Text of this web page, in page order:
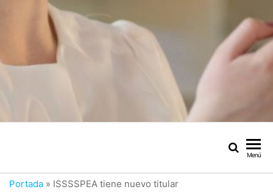
Menú
Portada » ISSSSPEA tiene nuevo titular